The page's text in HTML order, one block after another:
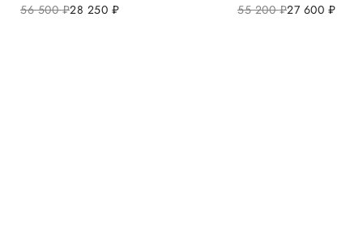
56 500руб.28 250 руб. 55 200руб.27 600 руб.